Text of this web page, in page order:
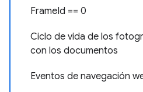
FrameId == 0
Ciclo de vida de los
con los documentos
Eventos de navegación